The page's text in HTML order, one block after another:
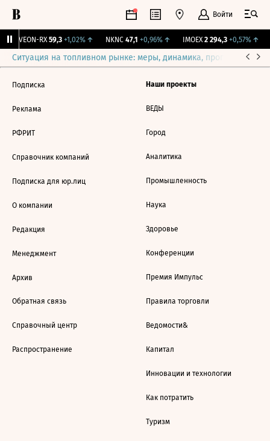
Войти
VEON-RX 59,3 +1,02%↑ NKNC 47,1 +0,96%↑ IMOEX 2 294,3 +0,57%↑
Ситуация на топливном рынке: меры, динамика, прогнозы
Подписка
Реклама
РФРИТ
Справочник компаний
Подписка для юр.лиц
О компании
Редакция
Менеджмент
Архив
Обратная связь
Справочный центр
Распространение
Наши проекты
ВЕДЫ
Город
Аналитика
Промышленность
Наука
Здоровье
Конференции
Премия Импульс
Правила торговли
Ведомости&
Капитал
Инновации и технологии
Как потратить
Туризм